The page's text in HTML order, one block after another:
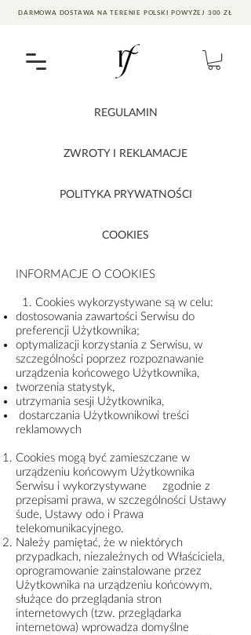
DARMOWA DOSTAWA NA TERENIE POLSKI POWYŻEJ 300 ZŁ
REGULAMIN
ZWROTY I REKLAMACJE
POLITYKA PRYWATNOŚCI
COOKIES
INFORMACJE O COOKIES
1. Cookies wykorzystywane są w celu:
dostosowania zawartości Serwisu do
preferencji Użytkownika;
optymalizacji korzystania z Serwisu, w
szczególności poprzez rozpoznawanie
urządzenia końcowego Użytkownika,
tworzenia statystyk,
utrzymania sesji Użytkownika,
dostarczania Użytkownikowi treści
reklamowych
Cookies mogą być zamieszczane w
urządzeniu końcowym Użytkownika
Serwisu i wykorzystywane zgodnie z
przepisami prawa, w szczególności Ustawy
śude, Ustawy odo i Prawa
telekomunikacyjnego.
Należy pamiętać, że w niektórych
przypadkach, niezależnych od Właściciela,
oprogramowanie zainstalowane przez
Użytkownika na urządzeniu końcowym,
służące do przeglądania stron
internetowych (tzw. przeglądarka
internetowa) wprowadza domyślne